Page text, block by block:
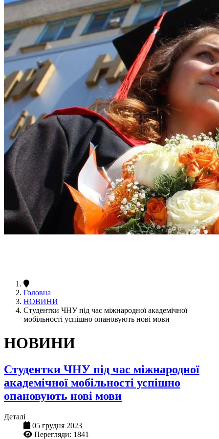
Головна
НОВИНИ
Студентки ЧНУ під час міжнародної академічної
мобільності успішно опановують нові мови
НОВИНИ
Студентки ЧНУ під час міжнародної
академічної мобільності успішно
опановують нові мови
Деталі
05 грудня 2023
Перегляди: 1841